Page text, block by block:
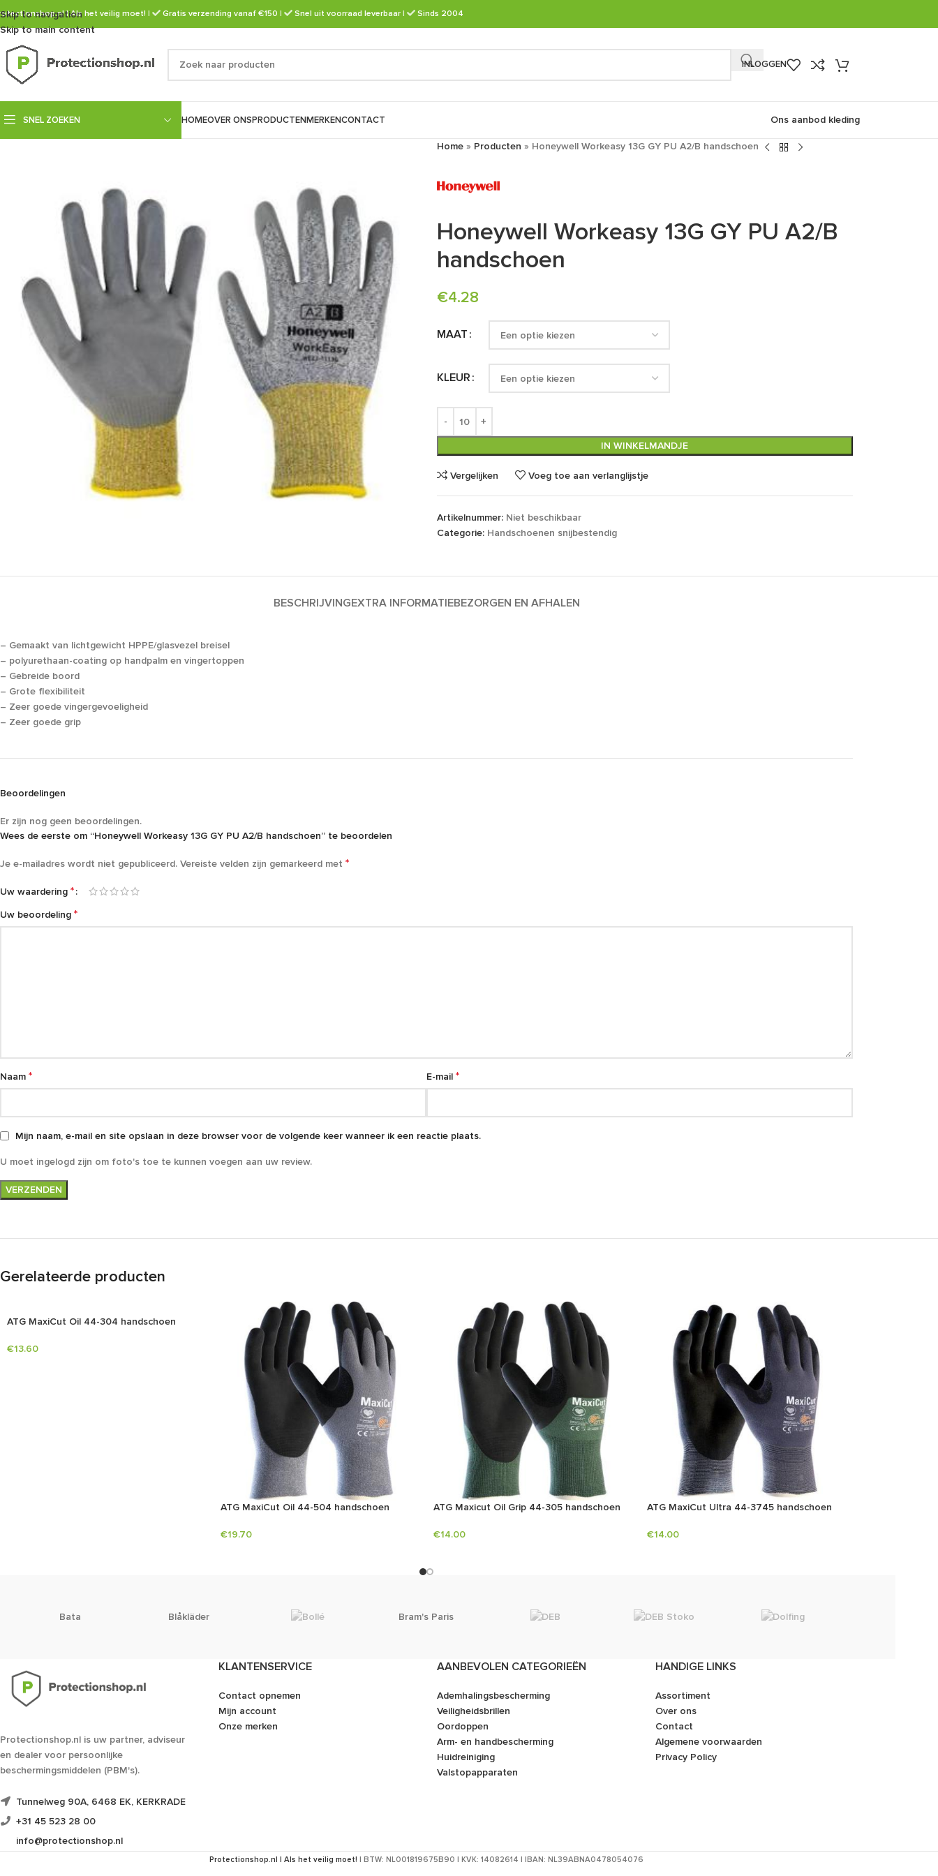
Skip to navigation
Skip to main content
| Als het veilig moet! | Gratis verzending vanaf €150 | Snel uit voorraad leverbaar | Sinds 2004
INLOGGEN
SNEL ZOEKEN HOMEOVER ONSPRODUCTENMERKENCONTACT Ons aanbod kleding
Home» Producten » Honeywell Workeasy 13G GY PU A2/B handschoen
Honeywell Workeasy 13G GY PU A2/B
handschoen
€4.28
MAAT
KLEUR
IN WINKELMANDJE
Vergelijken Voeg toe aan verlanglijstje
Artikelnummer: Niet beschikbaar
Categorie: Handschoenen snijbestendig
BESCHRIJVINGEXTRA INFORMATIEBEZORGEN EN AFHALEN
– Gemaakt van lichtgewicht HPPE/glasvezel breisel
– polyurethaan-coating op handpalm en vingertoppen
– Gebreide boord
– Grote flexibiliteit
– Zeer goede vingergevoeligheid
– Zeer goede grip
Beoordelingen
Er zijn nog geen beoordelingen.
Wees de eerste om “Honeywell Workeasy 13G GY PU A2/B handschoen” te beoordelen
Je e-mailadres wordt niet gepubliceerd. Vereiste velden zijn gemarkeerd met *
Uw waardering *
Uw beoordeling *
Naam * E-mail *
Mijn naam, e-mail en site opslaan in deze browser voor de volgende keer wanneer ik een reactie plaats.
U moet ingelogd zijn om foto's toe te kunnen voegen aan uw review.
Gerelateerde producten
ATG MaxiCut Oil 44-304 handschoen
€13.60
ATG MaxiCut Oil 44-504 handschoen
€19.70
ATG Maxicut Oil Grip 44-305 handschoen
€14.00
ATG MaxiCut Ultra 44-3745 handschoen
€14.00
Bata Blåkläder Bram's Paris
Protectionshop.nl is uw partner, adviseur
en dealer voor persoonlijke
beschermingsmiddelen (PBM's).
Tunnelweg 90A, 6468 EK, KERKRADE
+31 45 523 28 00
info@protectionshop.nl
KLANTENSERVICE
Contact opnemen
Mijn account
Onze merken
AANBEVOLEN CATEGORIEËN
Ademhalingsbescherming
Veiligheidsbrillen
Oordoppen
Arm- en handbescherming
Huidreiniging
Valstopapparaten
HANDIGE LINKS
Assortiment
Over ons
Contact
Algemene voorwaarden
Privacy Policy
Protectionshop.nl | Als het veilig moet! | BTW: NL001819675B90 | KVK: 14082614 | IBAN: NL39ABNA0478054076